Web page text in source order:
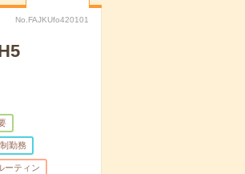
No.FAJKUfo420101
勤務
ーティン